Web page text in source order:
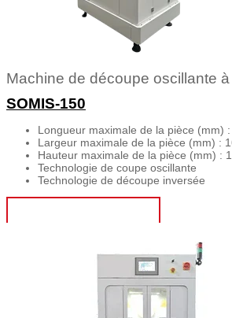
Machine de découpe oscillante
SOMIS-150
Longueur maximale de la pièce (mm)
Largeur maximale de la pièce (mm) :
Hauteur maximale de la pièce (mm) :
Technologie de coupe oscillante
Technologie de découpe inversée